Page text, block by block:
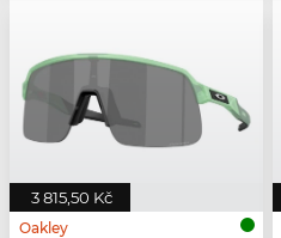
3 815,50 Kč
Oakley